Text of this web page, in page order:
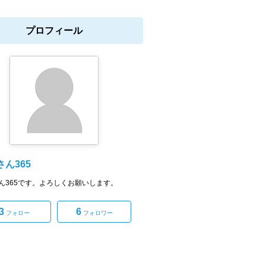
プロフィール
ん365
365です。よろしくお願いします。
フォロー 6フォロワー